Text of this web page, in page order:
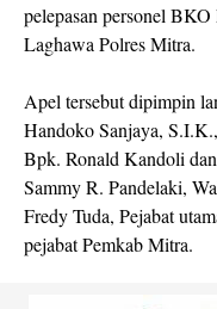
pelepasan personel
Laghawa Polres Mitra.
Apel tersebut dipimpin
Handoko Sanjaya,
Bpk. Ronald Kandoli
Sammy R. Pandelaki,
Fredy Tuda, Pejabat
pejabat Pemkab Mitra.